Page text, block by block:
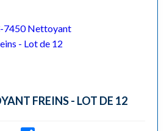
FREINS - LOT DE 12